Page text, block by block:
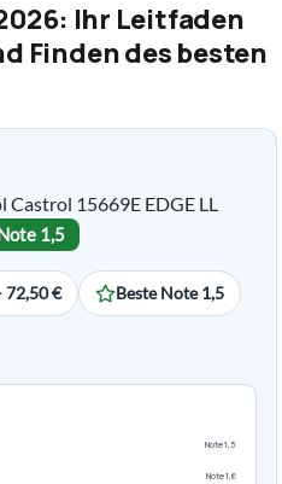
Ihr Leitfaden
Finden des besten
Castrol 15669E EDGE LL
1,5
72,50 € Beste Note 1,5
Note 1,5
Note 1,6